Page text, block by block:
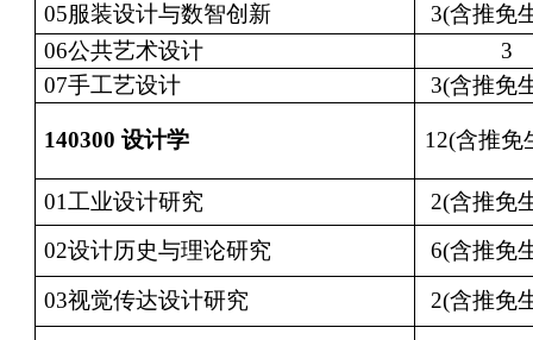
05服装设计与数智创新
3(含推免
06公共艺术设计
3
07手工艺设计
3(含推免
140300 设计学 12(含推免
01工业设计研究
2(含推免
02设计历史与理论研究
6(含推免
03视觉传达设计研究
2(含推免